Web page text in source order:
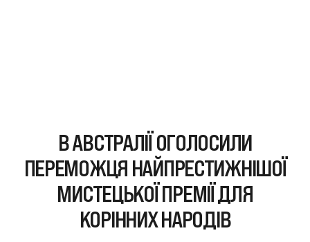
В АВСТРАЛІЇ ОГОЛОСИЛИ
ПЕРЕМОЖЦЯ НАЙПРЕСТИЖНІШОЇ
МИСТЕЦЬКОЇ ПРЕМІЇ ДЛЯ
КОРІННИХ НАРОДІВ